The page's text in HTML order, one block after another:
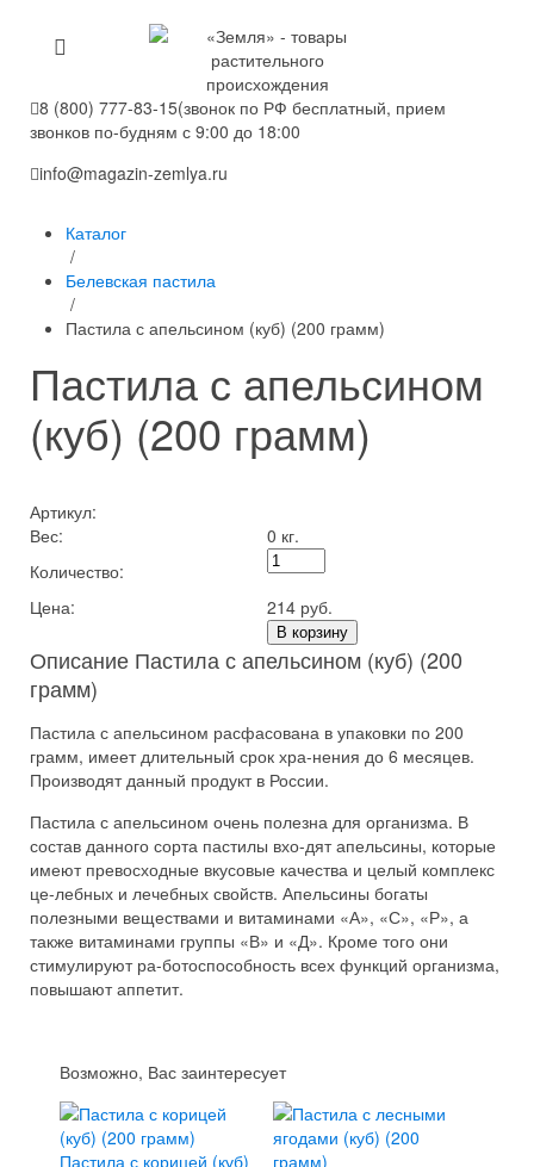
8 (800) 777-83-15(звонок по РФ бесплатный, прием
звонков по-будням с 9:00 до 18:00
info@magazin-zemlya.ru
Каталог
/
Белевская пастила
/
Пастила с апельсином (куб) (200 грамм)
Пастила с апельсином
(куб) (200 грамм)
Артикул:
Вес:
0 кг.
Количество:
Цена:
214 руб.
В корзину
Описание Пастила с апельсином (куб) (200
грамм)
Пастила с апельсином расфасована в упаковки по 200
грамм, имеет длительный срок хра-нения до 6 месяцев.
Производят данный продукт в России.
Пастила с апельсином очень полезна для организма. В
состав данного сорта пастилы вхо-дят апельсины, которые
имеют превосходные вкусовые качества и целый комплекс
це-лебных и лечебных свойств. Апельсины богаты
полезными веществами и витаминами «А», «С», «Р», а
также витаминами группы «В» и «Д». Кроме того они
стимулируют ра-ботоспособность всех функций организма,
повышают аппетит.
Возможно, Вас заинтересует
Пастила с корицей (куб)